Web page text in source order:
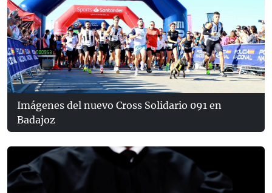
Imágenes del nuevo Cross Solidario 091 en
Badajoz